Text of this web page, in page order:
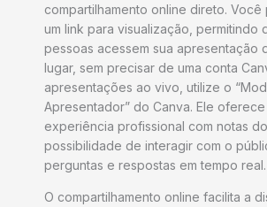
compartilhamento online direto.
um link para visualização, permitindo
pessoas acessem sua apresentação
lugar, sem precisar de uma conta
apresentações ao vivo, utilize o
Apresentador” do Canva. Ele oferece
experiência profissional com notas
possibilidade de interagir com o
perguntas e respostas em tempo real.
O compartilhamento online facilita a